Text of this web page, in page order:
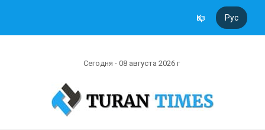
Қаз Рус
Сегодня - 08 августа 2026 г